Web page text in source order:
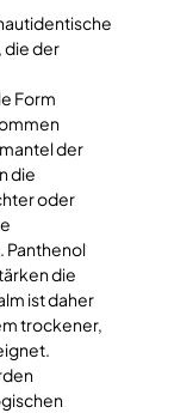
die der
Form
der
die
oder
Panthenol
die
ist daher
trockener,